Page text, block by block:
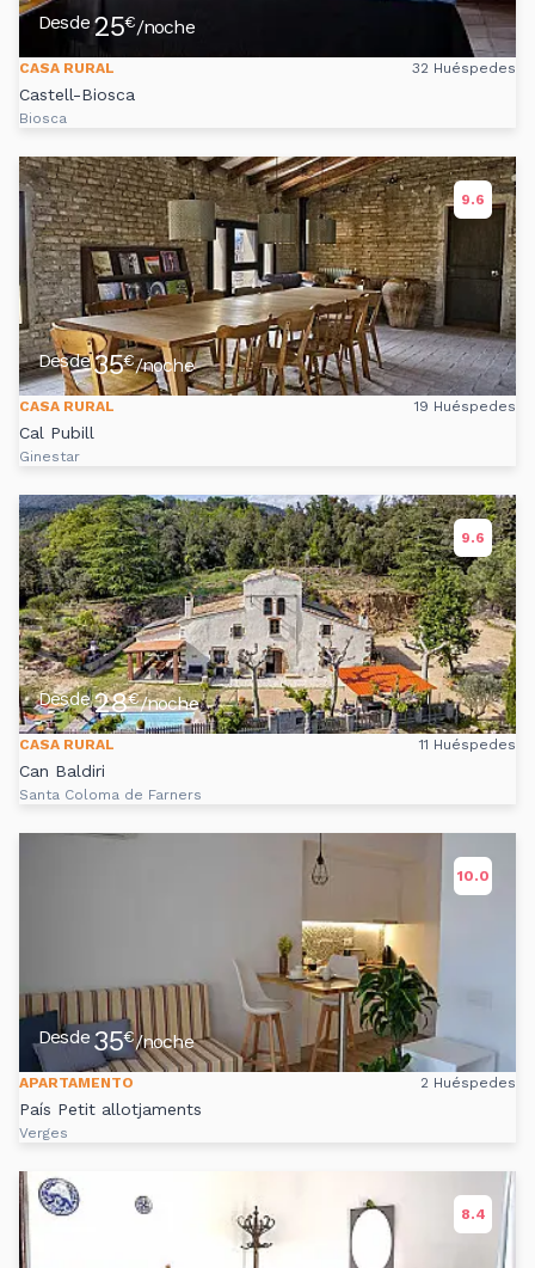
Desde25€/noche
CASA RURAL 32 Huéspedes
Castell-Biosca
Biosca
9.6
Desde35€/noche
CASA RURAL 19 Huéspedes
Cal Pubill
Ginestar
9.6
Desde28€/noche
CASA RURAL 11 Huéspedes
Can Baldiri
Santa Coloma de Farners
10.0
Desde 35€/noche
APARTAMENTO 2 Huéspedes
País Petit allotjaments
Verges
8.4